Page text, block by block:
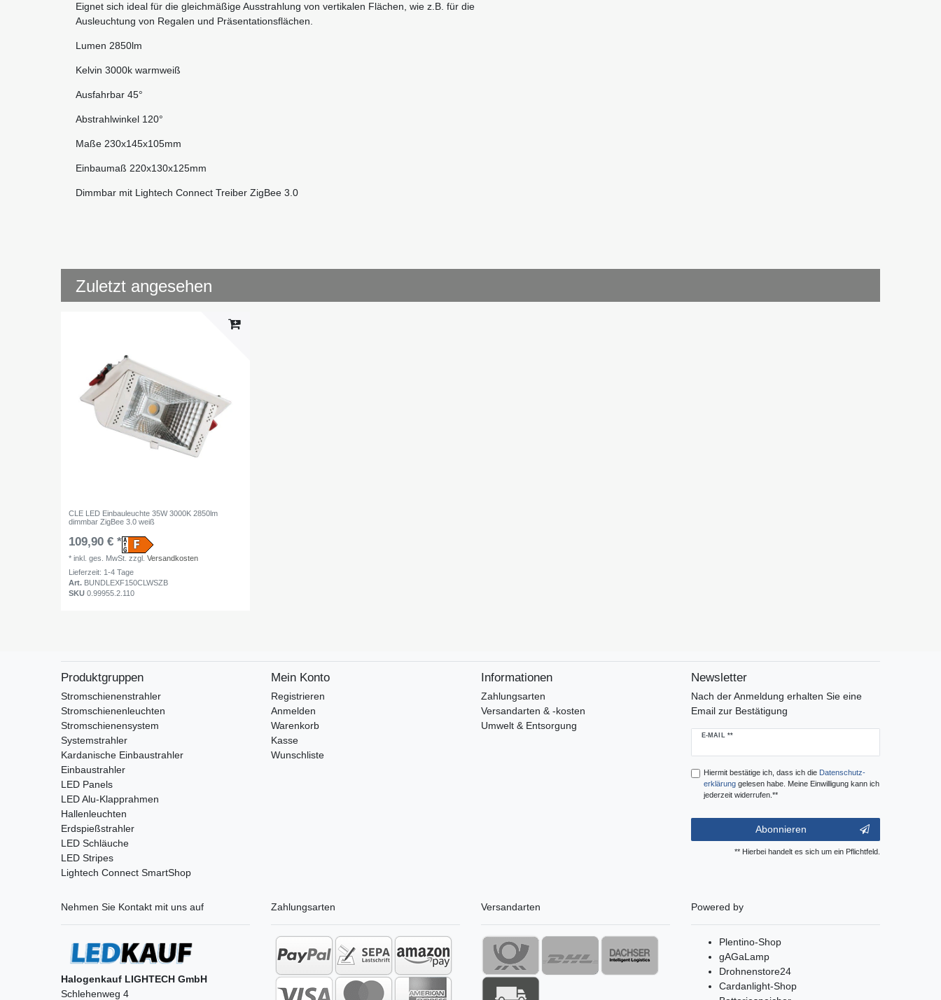
Eignet sich ideal für die gleichmäßige Ausstrahlung von vertikalen Flächen, wie z.B. für die
Ausleuchtung von Regalen und Präsentationsflächen.
Lumen 2850lm
Kelvin 3000k warmweiß
Ausfahrbar 45°
Abstrahlwinkel 120°
Maße 230x145x105mm
Einbaumaß 220x130x125mm
Dimmbar mit Lightech Connect Treiber ZigBee 3.0
Zuletzt angesehen
CLE LED Einbauleuchte 35W 3000K 2850lm
dimmbar ZigBee 3.0 weiß
109,90 € *
*inkl. ges. MwSt. zzgl.Versandkosten
Lieferzeit: 1-4 Tage
Art. BUNDLEXF150CLWSZB
SKU0.99955.2.110
Produktgruppen
Stromschienenstrahler
Stromschienenleuchten
Stromschienensystem
Systemstrahler
Kardanische Einbaustrahler
Einbaustrahler
LED Panels
LED Alu-Klapprahmen
Hallenleuchten
Erdspießstrahler
LED Schläuche
LED Stripes
Lightech Connect SmartShop
Mein Konto
Registrieren
Anmelden
Warenkorb
Kasse
Wunschliste
Informationen
Zahlungsarten
Versandarten & -kosten
Umwelt & Entsorgung
Newsletter
Nach der Anmeldung erhalten Sie eine
Email zur Bestätigung
E-MAIL **
Newsletter
Hiermit bestätige ich, dass ich die Daten­schutz­
erklärunggelesen habe. Meine Einwilligung kann ich
jederzeit widerrufen.**
Abonnieren
** Hierbei handelt es sich um ein Pflichtfeld.
Nehmen Sie Kontakt mit uns auf
Halogenkauf LIGHTECH GmbH
Schlehenweg 4
Zahlungsarten Versandarten Powered by
Plentino-Shop
gAGaLamp
Drohnenstore24
Cardanlight-Shop